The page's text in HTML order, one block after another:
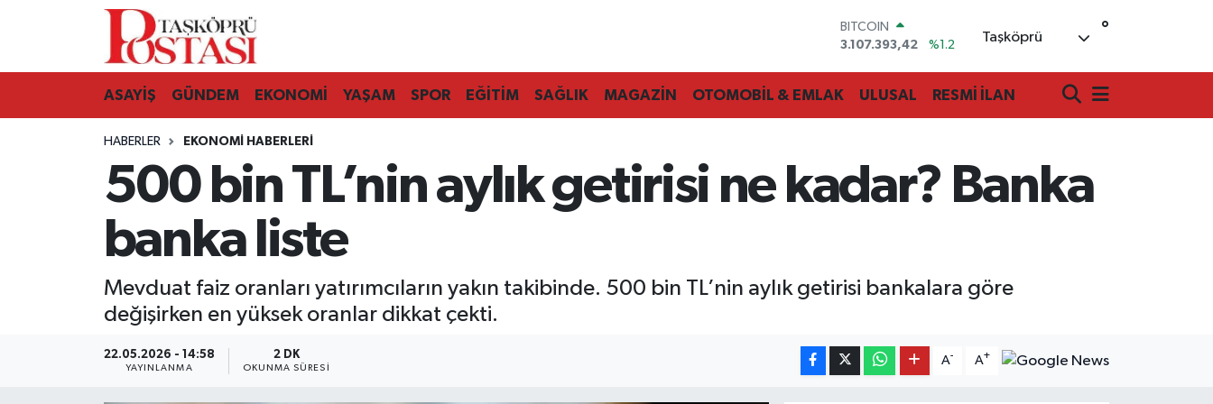
DOLAR
47,7106
%0.17
STERLİN
64,4046
%0.35
BİST100
13.773
%-19
Taşköprü °
ASAYİŞ GÜNDEM EKONOMİ YAŞAM SPOR EĞİTİM SAĞLIK MAGAZİN OTOMOBİL & EMLAK ULUSAL RESMİ İLAN
HABERLER EKONOMI HABERLERI
500 bin TL’nin aylık getirisi ne kadar? Banka
banka liste
Mevduat faiz oranları yatırımcıların yakın takibinde. 500 bin TL’nin aylık getirisi bankalara göre
değişirken en yüksek oranlar dikkat çekti.
22.05.2026 - 14:58
YAYINLANMA
2 DK
OKUNMA SÜRESI
A- A+
Kastamonu Vefat Edenler
Araç Haberleri
Azdavay Haberleri
Bozkurt Haberleri